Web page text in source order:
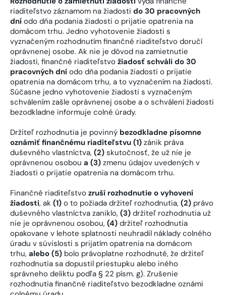
riaditeľstvo záznamom na žiadosti do 30 pracovných
dní odo dňa podania žiadosti o prijatie opatrenia na
domácom trhu. Jedno vyhotovenie žiadosti s
vyznačeným rozhodnutím finančné riaditeľstvo doručí
oprávnenej osobe. Ak nie je dôvod na zamietnutie
žiadosti, finančné riaditeľstvo žiadosť schváli do 30
pracovných dní odo dňa podania žiadosti o prijatie
opatrenia na domácom trhu, a to vyznačením na žiadosti.
Súčasne jedno vyhotovenie žiadosti s vyznačeným
schválením zašle oprávnenej osobe a o schválení žiadosti
bezodkladne informuje colné úrady.
Držiteľ rozhodnutia je povinný bezodkladne písomne
oznámiť finančnému riaditeľstvu (1) zánik práva
duševného vlastníctva, (2) skutočnosť, že už nie je
oprávnenou osobou a (3) zmenu údajov uvedených v
žiadosti o prijatie opatrenia na domácom trhu.
Finančné riaditeľstvo zruší rozhodnutie o vyhovení
žiadosti, ak (1) o to požiada držiteľ rozhodnutia, (2) právo
duševného vlastníctva zaniklo, (3) držiteľ rozhodnutia už
nie je oprávnenou osobou, (4) držiteľ rozhodnutia
opakovane v lehote splatnosti neuhradil náklady colného
úradu v súvislosti s prijatím opatrenia na domácom
trhu, alebo (5) bolo právoplatne rozhodnuté, že držiteľ
rozhodnutia sa dopustil priestupku alebo iného
správneho deliktu podľa § 22 písm. g). Zrušenie
rozhodnutia finančné riaditeľstvo bezodkladne oznámi